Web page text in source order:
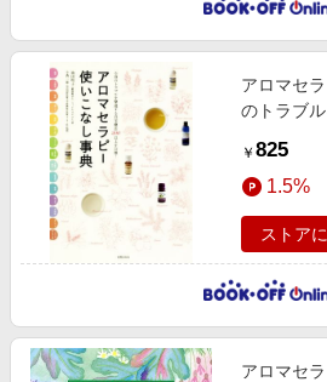
旅行・レジャー・ホテル予約
生活・お役立ち
金融・マネー・保険
デジタルコンテンツ
ビジネス・その他サービス
Apple公式サイト×楽天カード分割払い
Qoo10メガポ
Samsung ボーナスキャンペーン
週末の高還元 夏の長期版
アロマセ
のトラブ
￥ 825
1.5%
ストア
アロマセ